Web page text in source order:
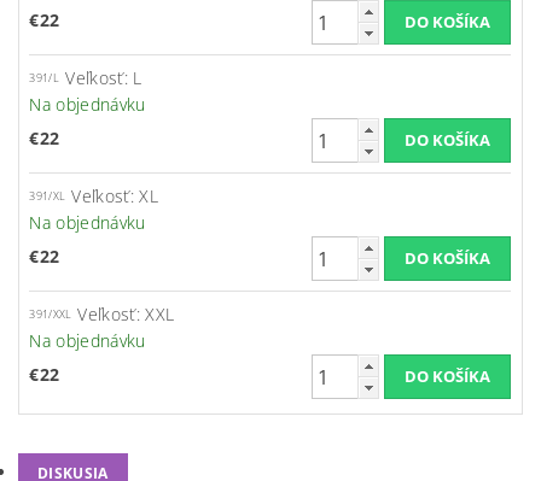
€22
391/L Veľkosť: L
Na objednávku
€22
391/XL Veľkosť: XL
Na objednávku
€22
391/XXL Veľkosť: XXL
Na objednávku
€22
DISKUSIA